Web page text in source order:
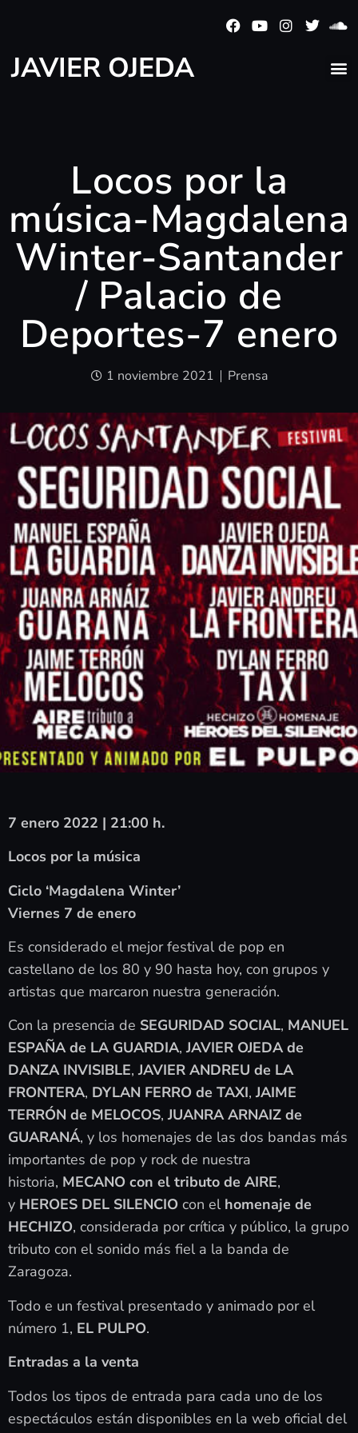
JAVIER OJEDA
Locos por la
música-Magdalena
Winter-Santander
/ Palacio de
Deportes-7 enero
1 noviembre 2021 Prensa
7 enero 2022 | 21:00 h.
Locos por la música
Ciclo ‘Magdalena Winter’
Viernes 7 de enero
Es considerado el mejor festival de pop en
castellano de los 80 y 90 hasta hoy, con grupos y
artistas que marcaron nuestra generación.
Con la presencia de SEGURIDAD SOCIAL, MANUEL
ESPAÑA de LA GUARDIA, JAVIER OJEDA de
DANZA INVISIBLE, JAVIER ANDREU de LA
FRONTERA, DYLAN FERRO de TAXI, JAIME
TERRÓN de MELOCOS, JUANRA ARNAIZ de
GUARANÁ, y los homenajes de las dos bandas más
importantes de pop y rock de nuestra
historia, MECANO con el tributo de AIRE,
y HEROES DEL SILENCIO con el homenaje de
HECHIZO, considerada por crítica y público, la grupo
tributo con el sonido más fiel a la banda de
Zaragoza.
Todo e un festival presentado y animado por el
número 1, EL PULPO.
Entradas a la venta
Todos los tipos de entrada para cada uno de los
espectáculos están disponibles en la web oficial del